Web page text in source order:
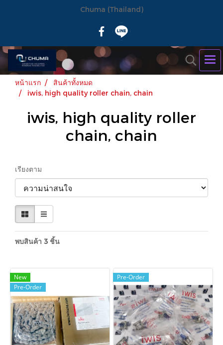
Chuma (Thailand)
หน้าแรก
สินค้าทั้งหมด
iwis, high quality roller chain, chain
iwis, high quality roller
chain, chain
เรียงตาม
พบสินค้า 3 ชิ้น
New
Pre-Order
Pre-Order